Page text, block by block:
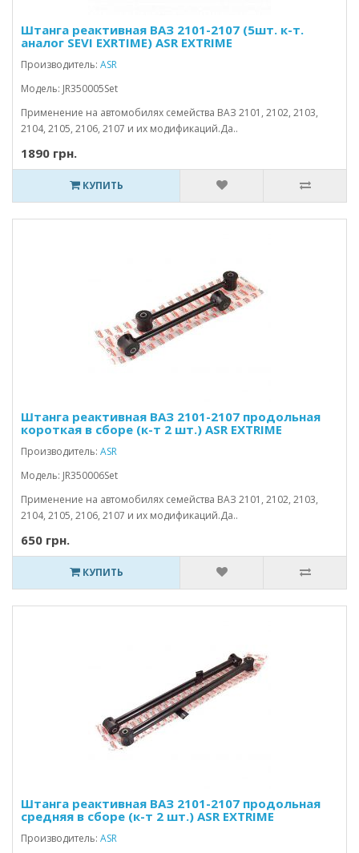
Штанга реактивная ВАЗ 2101-2107 (5шт. к-т.
аналог SEVI EXRTIME) ASR EXTRIME
Производитель: ASR
Модель: JR350005Set
Применение на автомобилях семейства ВАЗ 2101, 2102, 2103,
2104, 2105, 2106, 2107 и их модификаций.Да..
1890 грн.
КУПИТЬ
Штанга реактивная ВАЗ 2101-2107 продольная
короткая в сборе (к-т 2 шт.) ASR EXTRIME
Производитель: ASR
Модель: JR350006Set
Применение на автомобилях семейства ВАЗ 2101, 2102, 2103,
2104, 2105, 2106, 2107 и их модификаций.Да..
650 грн.
КУПИТЬ
Штанга реактивная ВАЗ 2101-2107 продольная
средняя в сборе (к-т 2 шт.) ASR EXTRIME
Производитель: ASR